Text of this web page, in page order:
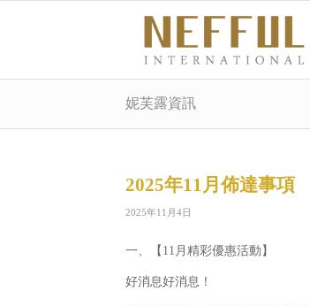
妮芙露資訊
2025年11月佈達事項
2025年11月4日
一、【11月精彩優惠活動】
好消息好消息！